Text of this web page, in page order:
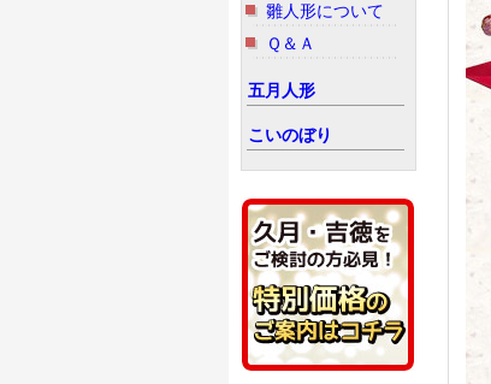
雛人形について
Ｑ＆Ａ
五月人形
こいのぼり